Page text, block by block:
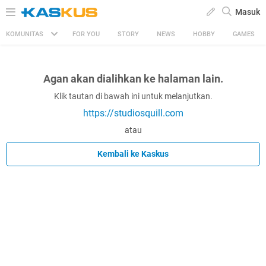
Masuk
KOMUNITAS FOR YOU STORY NEWS HOBBY GAMES
Agan akan dialihkan ke halaman lain.
Klik tautan di bawah ini untuk melanjutkan.
https://studiosquill.com
atau
Kembali ke Kaskus